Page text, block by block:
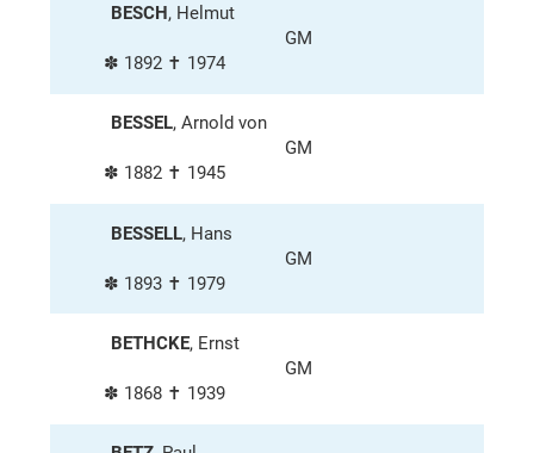
BESCH, Helmut
GM
✽ 1892 ✝ 1974
BESSEL, Arnold von
GM
✽ 1882 ✝ 1945
BESSELL, Hans
GM
✽ 1893 ✝ 1979
BETHCKE, Ernst
GM
✽ 1868 ✝ 1939